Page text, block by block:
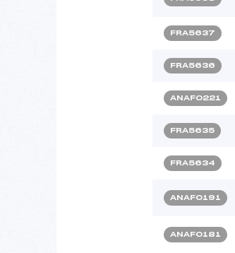
FRA5637
FRA5636
ANAF0221
FRA5635
FRA5634
ANAF0191
ANAF0181